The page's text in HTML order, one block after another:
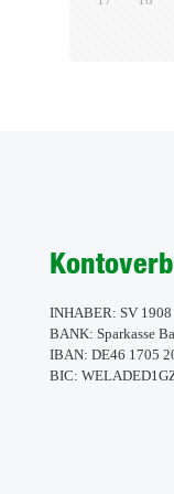
INHABER: SV 1908
BANK: Sparkasse
IBAN: DE46 1705
BIC: